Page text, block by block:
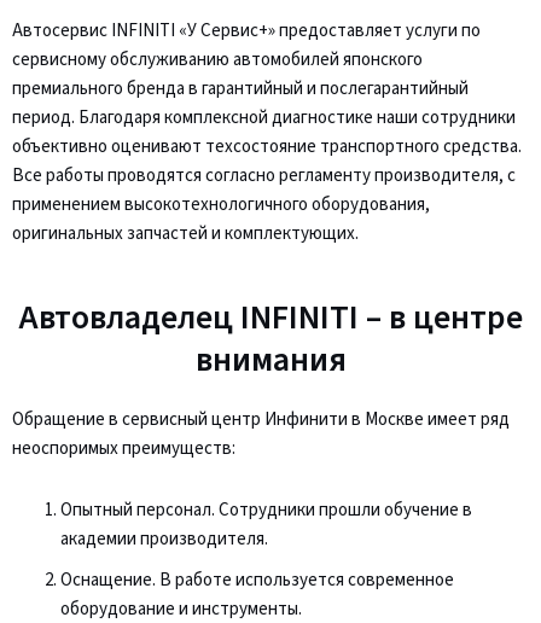
Автосервис INFINITI «У Сервис+» предоставляет услуги по
сервисному обслуживанию автомобилей японского
премиального бренда в гарантийный и послегарантийный
период. Благодаря комплексной диагностике наши сотрудники
объективно оценивают техсостояние транспортного средства.
Все работы проводятся согласно регламенту производителя, с
применением высокотехнологичного оборудования,
оригинальных запчастей и комплектующих.
Автовладелец INFINITI – в центре
внимания
Обращение в сервисный центр Инфинити в Москве имеет ряд
неоспоримых преимуществ:
Опытный персонал. Сотрудники прошли обучение в
академии производителя.
Оснащение. В работе используется современное
оборудование и инструменты.